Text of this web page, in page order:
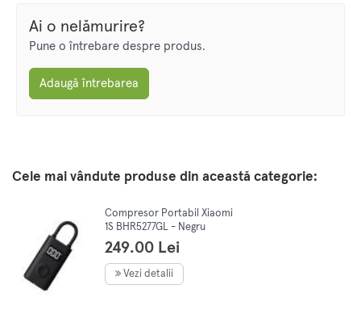
Ai o nelămurire?
Pune o întrebare despre produs.
Adaugă întrebarea
Cele mai vândute produse din această categorie:
Compresor Portabil Xiaomi
1S BHR5277GL - Negru
249.00 Lei
Vezi detalii